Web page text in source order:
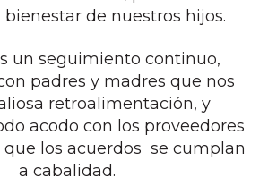
de nuestros hijos.
un seguimiento continuo,
padres y madres que nos
retroalimentación, y
acodo con los proveedores
que los acuerdos se cumplan
a cabalidad.